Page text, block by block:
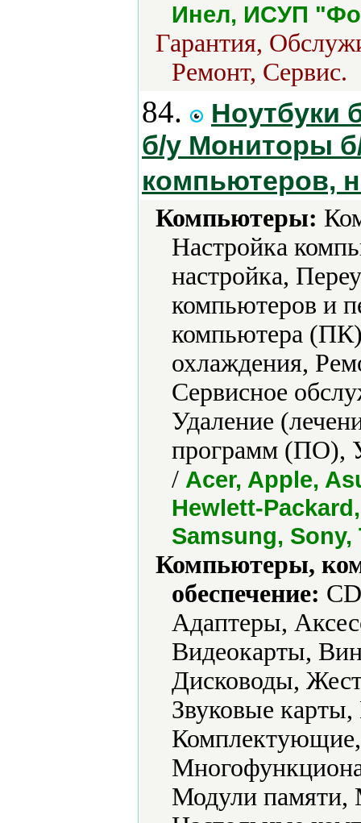
Инел, ИСУП
Гарантия,
Ремонт, Сервис.
84.
Ноутбуки
б/у Мониторы
компьютеров,
Компьютеры:
Настройка
настройка,
компьютеров и
компьютера
охлаждения,
Сервисное
Удаление
программ (ПО),
/ Acer, Apple,
Hewlett-
Samsung,
Компьютеры,
обеспечение:
Адаптеры,
Видеокарты,
Дисководы,
Звуковые
Модули